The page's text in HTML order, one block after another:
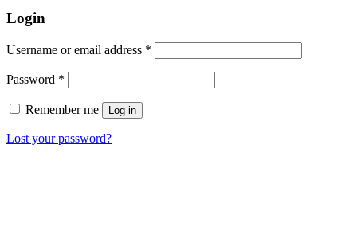
Login
Username or email address *
Password *
Remember me Log in
Lost your password?